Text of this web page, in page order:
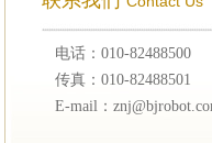
电话：010-82488500
传真：010-82488501
E-mail：